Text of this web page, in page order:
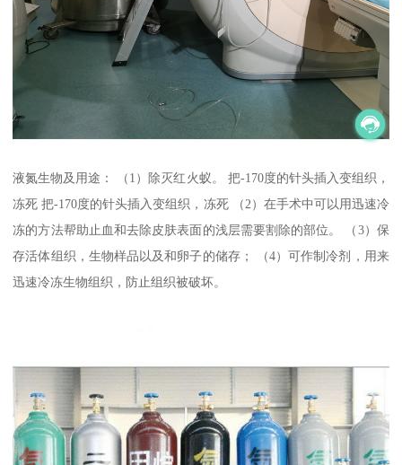
液氮生物及用途： （1）除灭红火蚁。 把-170度的针头插入变组织，
冻死 把-170度的针头插入变组织，冻死 （2）在手术中可以用迅速冷
冻的方法帮助止血和去除皮肤表面的浅层需要割除的部位。 （3）保
存活体组织，生物样品以及和卵子的储存； （4）可作制冷剂，用来
迅速冷冻生物组织，防止组织被破坏。